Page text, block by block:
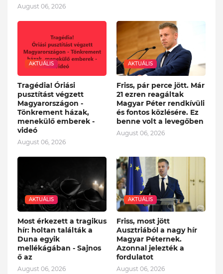
August 06, 2026
AKTUÁLIS
Tragédia! Óriási
pusztítást végzett
Magyarországon -
Tönkrement házak,
menekülő emberek -
videó
August 06, 2026
AKTUÁLIS
Friss, pár perce jött. Már
21 ezren reagáltak
Magyar Péter rendkívüli
és fontos közlésére. Ez
benne volt a levegőben
August 06, 2026
AKTUÁLIS
Most érkezett a tragikus
hír: holtan találták a
Duna egyik
mellékágában - Sajnos
ő az
August 06, 2026
AKTUÁLIS
Friss, most jött
Ausztriából a nagy hír
Magyar Péternek.
Azonnal jelezték a
fordulatot
August 06, 2026